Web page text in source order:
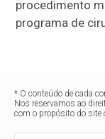
procedimento
programa de
* O conteúdo de cada
Nos reservamos ao
com o propósito do site